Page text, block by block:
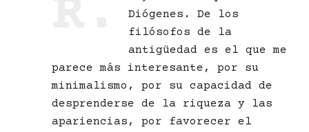
Diógenes. De los
filósofos de la
antigüedad es el que me
parece más interesante, por su
minimalismo, por su capacidad de
desprenderse de la riqueza y las
apariencias, por favorecer el